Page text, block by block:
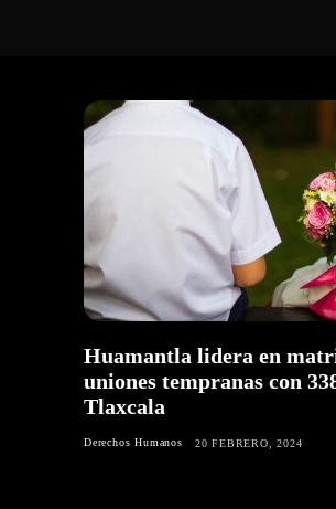
Huamantla lidera en
uniones tempranas con
Tlaxcala
Derechos Humanos 20 FEBRERO, 2024